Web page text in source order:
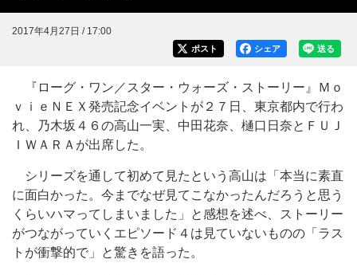
2017年4月27日 / 17:00
送る
シェア
ポスト
『ローグ・ワン／スター・ウォーズ・ストーリー』Ｍｏ
ｖｉｅＮＥＸ発売記念イベントが２７日、東京都内で行わ
れ、乃木坂４６の高山一実、中田花奈、樋口日奈とＦＵＪ
ＩＷＡＲＡが出席した。
シリーズを通して初めて見たという高山は「本当に素直
に面白かった。今までなぜ見てこなかったんだろうと思う
くらいハマってしまいました」と感想を述べ、ストーリー
がつながっていくエピソード４は見ていないものの「ラス
トが衝撃的で」と驚きを語った。